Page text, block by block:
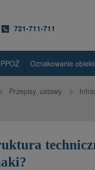
721-711-711
PPOŻ Oznakowanie
Przepisy, ustawy